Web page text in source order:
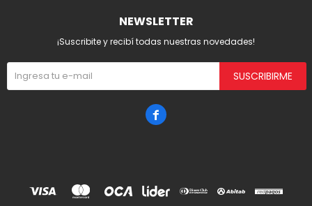
NEWSLETTER
¡Suscribite y recibí todas nuestras novedades!
SUSCRIBIRME
